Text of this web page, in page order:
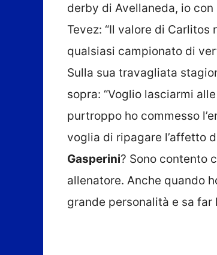
derby di Avellaneda, io con
Tevez: “Il valore di
qualsiasi campionato di
Sulla sua travagliata
sopra: “Voglio lasciarmi
purtroppo ho commesso
voglia di ripagare l’affetto
Gasperini? Sono contento
allenatore. Anche quando
grande personalità e sa far